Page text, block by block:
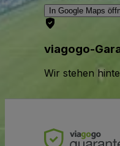
In Google Maps
viagogo-
Wir stehen